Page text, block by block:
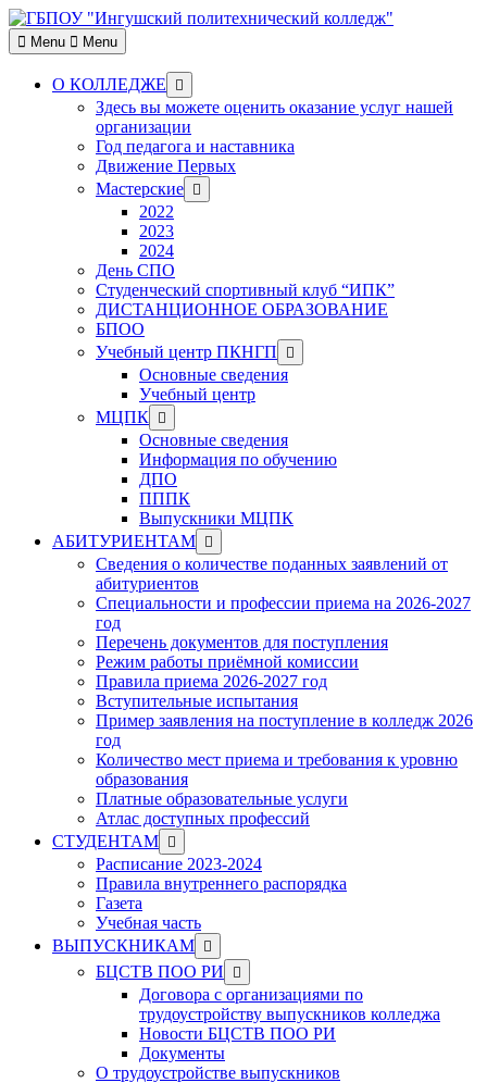
Skip
to
content
Menu Menu
О КОЛЛЕДЖЕ
Show
sub
menu
Здесь вы можете оценить оказание услуг нашей
организации
Год педагога и наставника
Движение Первых
Мастерские Show
sub
2022
2023
2024
День СПО
Студенческий спортивный клуб “ИПК”
ДИСТАНЦИОННОЕ ОБРАЗОВАНИЕ
БПОО
Учебный центр ПКНГП
Show
sub
menu
Основные сведения
Учебный центр
МЦПК Show
sub
menu
Основные сведения
Информация по обучению
ДПО
ПППК
Выпускники МЦПК
АБИТУРИЕНТАМ Show
sub
menu
Сведения о количестве поданных заявлений от
абитуриентов
Специальности и профессии приема на 2026-2027
год
Перечень документов для поступления
Режим работы приёмной комиссии
Правила приема 2026-2027 год
Вступительные испытания
Пример заявления на поступление в колледж 2026
год
Количество мест приема и требования к уровню
образования
Платные образовательные услуги
Атлас доступных профессий
СТУДЕНТАМ Show
sub
menu
Расписание 2023-2024
Правила внутреннего распорядка
Газета
Учебная часть
ВЫПУСКНИКАМ Show
sub
menu
БЦСТВ ПОО РИ
Show
sub
menu
Договора с организациями по
трудоустройству выпускников колледжа
Новости БЦСТВ ПОО РИ
Документы
О трудоустройстве выпускников